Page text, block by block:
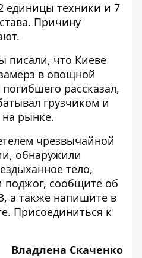
единицы техники и 7
Причину
писали, что Киеве
в овощной
рассказал,
грузчиком и
рынке.
чрезвычайной
обнаружили
тело,
поджог, сообщите об
а также напишите в
Присоединиться к
Владлена Скаченко